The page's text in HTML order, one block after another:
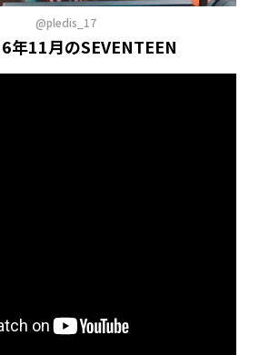
@pledis_17
年11月のSEVENTEEN